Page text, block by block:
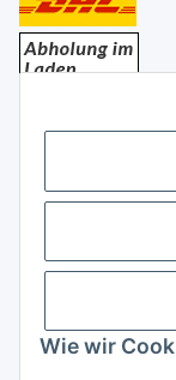
Wie wir
Rechtliches